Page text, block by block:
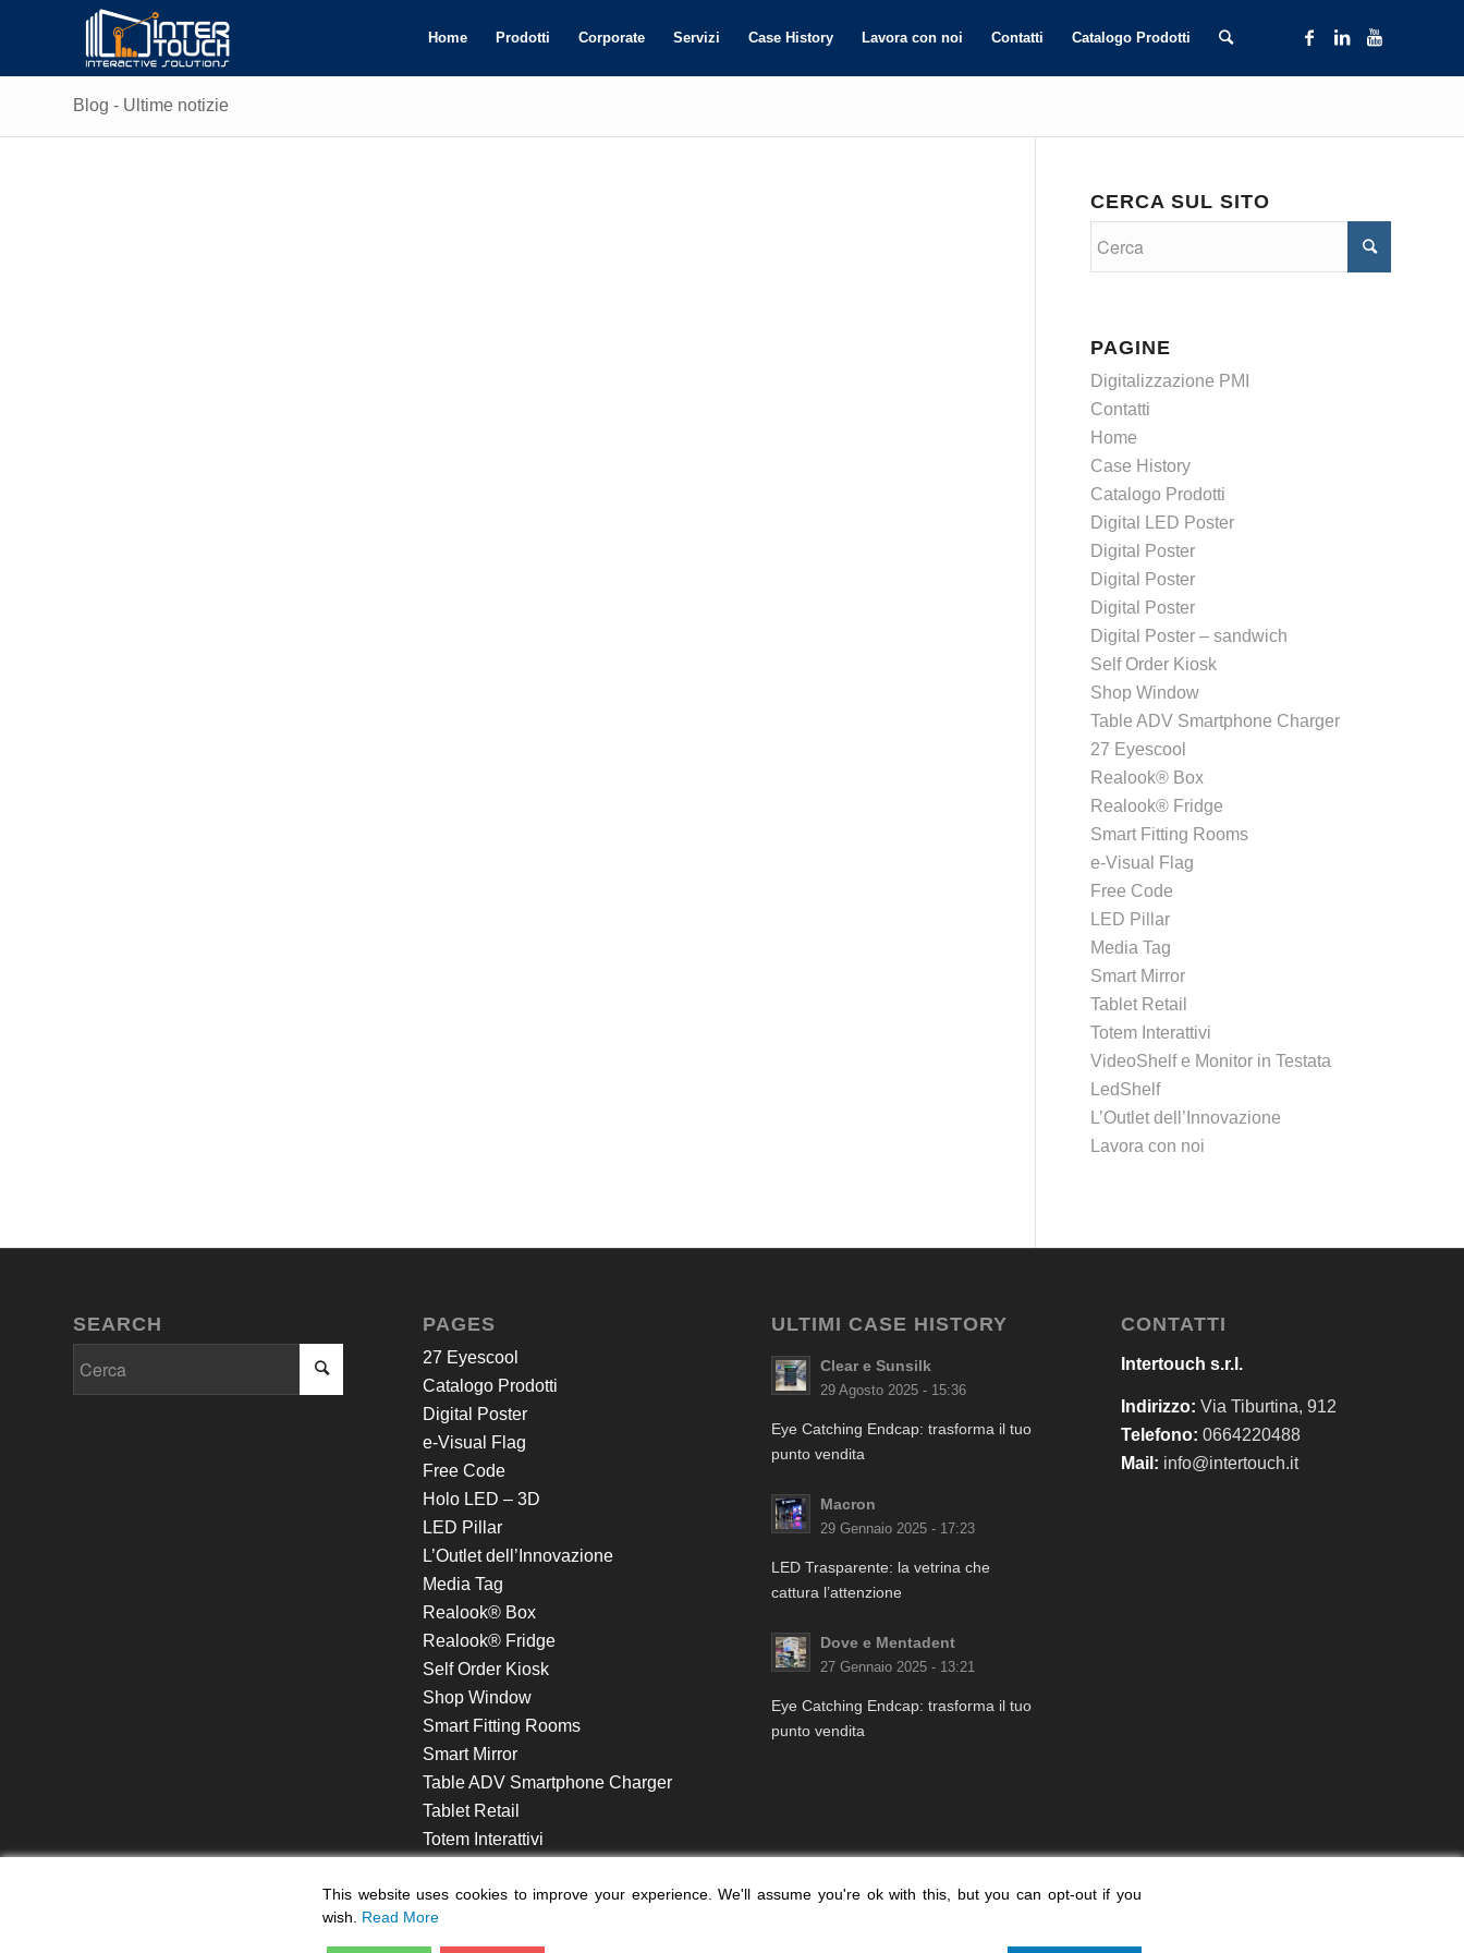
Home Prodotti Corporate Servizi Case History Lavora con noi Contatti Catalogo Prodotti
Blog - Ultime notizie
CERCA SUL SITO
PAGINE
Digitalizzazione PMI
Contatti
Home
Case History
Catalogo Prodotti
Digital LED Poster
Digital Poster
Digital Poster
Digital Poster
Digital Poster – sandwich
Self Order Kiosk
Shop Window
Table ADV Smartphone Charger
27 Eyescool
Realook® Box
Realook® Fridge
Smart Fitting Rooms
e-Visual Flag
Free Code
LED Pillar
Media Tag
Smart Mirror
Tablet Retail
Totem Interattivi
VideoShelf e Monitor in Testata
LedShelf
L’Outlet dell’Innovazione
Lavora con noi
SEARCH PAGES
27 Eyescool
Catalogo Prodotti
Digital Poster
e-Visual Flag
Free Code
Holo LED – 3D
LED Pillar
L’Outlet dell’Innovazione
Media Tag
Realook® Box
Realook® Fridge
Self Order Kiosk
Shop Window
Smart Fitting Rooms
Smart Mirror
Table ADV Smartphone Charger
Tablet Retail
Totem Interattivi
ULTIMI CASE HISTORY
Clear e Sunsilk
29 Agosto 2025 - 15:36
Eye Catching Endcap: trasforma il tuo
punto vendita
Macron
29 Gennaio 2025 - 17:23
LED Trasparente: la vetrina che
cattura l’attenzione
Dove e Mentadent
27 Gennaio 2025 - 13:21
Eye Catching Endcap: trasforma il tuo
punto vendita
CONTATTI
Intertouch s.r.l.
Indirizzo: Via Tiburtina, 912
Telefono: 0664220488
Mail: info@intertouch.it
This website uses cookies to improve your experience. We'll assume you're ok with this, but you can opt-out if you
wish. Read More